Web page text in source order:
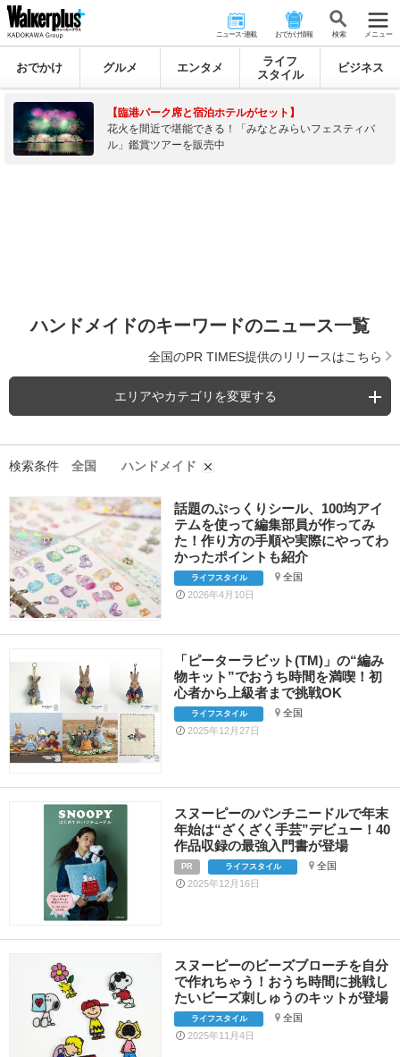
ニュース･連載 おでかけ情報 検 索 メニュー
おでかけ グルメ エンタメ
ライフ
スタイル
ビジネス
【臨港パーク席と宿泊ホテルがセット】
花火を間近で堪能できる！「みなとみらいフェスティバ
ル」鑑賞ツアーを販売中
ハンドメイドのキーワードのニュース一覧
全国のPR TIMES提供のリリースはこちら
エリアやカテゴリを変更する
検索条件 全国 ハンドメイド
話題のぷっくりシール、100均アイ
テムを使って編集部員が作ってみ
た！作り方の手順や実際にやってわ
かったポイントも紹介
ライフスタイル
全国
2026年4月10日
「ピーターラビット(TM)」の“編み
物キット”でおうち時間を満喫！初
心者から上級者まで挑戦OK
ライフスタイル
全国
2025年12月27日
スヌーピーのパンチニードルで年末
年始は“ざくざく手芸”デビュー！40
作品収録の最強入門書が登場
PR ライフスタイル
全国
2025年12月16日
スヌーピーのビーズブローチを自分
で作れちゃう！おうち時間に挑戦し
たいビーズ刺しゅうのキットが登場
ライフスタイル
全国
2025年11月4日